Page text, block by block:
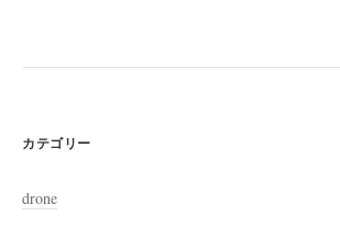
カテゴリー
drone